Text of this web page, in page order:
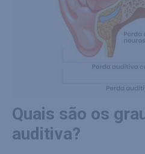
Quais são os
auditiva?